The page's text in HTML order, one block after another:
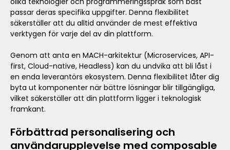
passar deras specifika uppgifter. Denna flexibilitet
säkerställer att du alltid använder de mest effektiva
verktygen för varje del av din plattform.
Genom att anta en MACH-arkitektur (Microservices, API-
first, Cloud-native, Headless) kan du undvika att bli låst i
en enda leverantörs ekosystem. Denna flexibilitet låter dig
byta ut komponenter när bättre lösningar blir tillgängliga,
vilket säkerställer att din plattform ligger i teknologisk
framkant.
Förbättrad personalisering och
användarupplevelse med composable